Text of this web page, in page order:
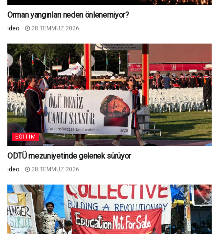
Orman yangınları neden önlenemiyor?
ideo 28 TEMMUZ 2026
EĞITIM
ODTÜ mezuniyetinde gelenek sürüyor
ideo 28 TEMMUZ 2026